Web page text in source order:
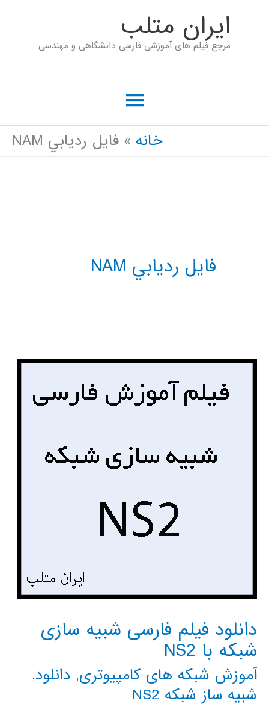
ايران متلب
مرجع فیلم های آموزشی فارسی دانشگاهی و مهندسی
فهرست
اصلیخانه فايل رديابي NAM
فايل رديابي NAM
دانلود فیلم فارسی شبیه سازی
شبکه با NS2
آموزش شبکه های کامپیوتری, دانلود,
شبیه ساز شبکه NS2